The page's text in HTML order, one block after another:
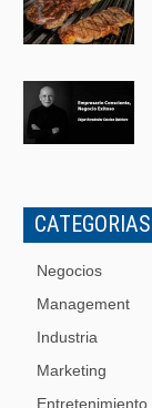
CATEGORIAS
Negocios
Management
Industria
Marketing
Entretenimiento